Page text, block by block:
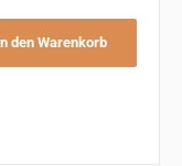
den Warenkorb